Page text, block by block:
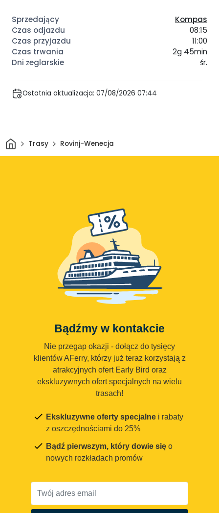
Kompas
08:15
11:00
2g 45min
śr.
Ostatnia aktualizacja: 07/08/2026 07:44
DomTrasy Rovinj-Wenecja
Bądźmy w kontakcie
Nie przegap okazji - dołącz do tysięcy
klientów AFerry, którzy już teraz korzystają z
atrakcyjnych ofert Early Bird oraz
ekskluzywnych ofert specjalnych na wielu
trasach!
Ekskluzywne oferty specjalne i rabaty
z oszczędnościami do 25%
Bądź pierwszym, który dowie się o
nowych rozkładach promów